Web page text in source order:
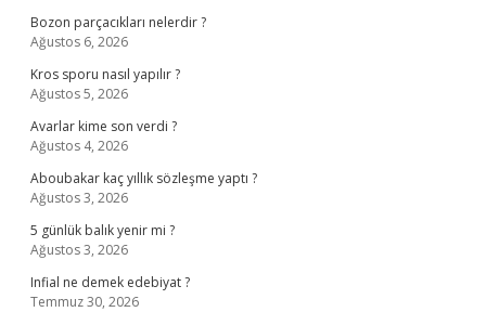
Bozon parçacıkları nelerdir ?
Ağustos 6, 2026
Kros sporu nasıl yapılır ?
Ağustos 5, 2026
Avarlar kime son verdi ?
Ağustos 4, 2026
Aboubakar kaç yıllık sözleşme yaptı ?
Ağustos 3, 2026
5 günlük balık yenir mi ?
Ağustos 3, 2026
Infial ne demek edebiyat ?
Temmuz 30, 2026